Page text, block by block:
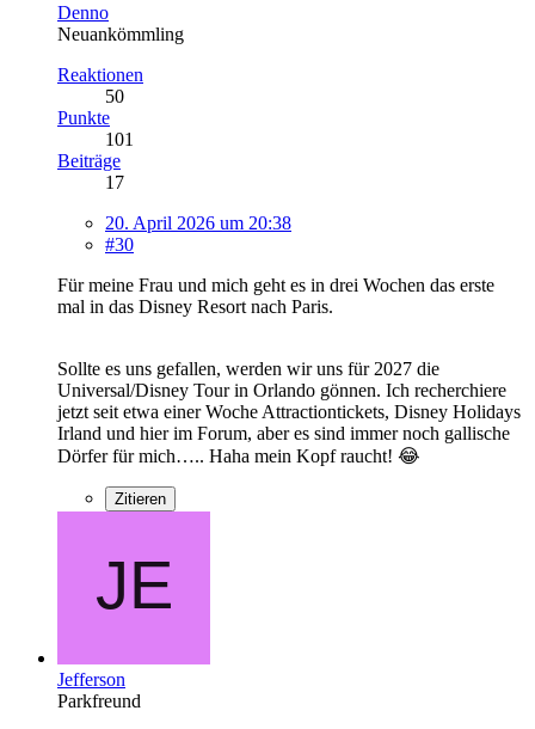
Denno
Neuankömmling
Reaktionen
50
Punkte
101
Beiträge
17
20. April 2026 um 20:38
#30
Für meine Frau und mich geht es in drei Wochen das erste
mal in das Disney Resort nach Paris.
Sollte es uns gefallen, werden wir uns für 2027 die
Universal/Disney Tour in Orlando gönnen. Ich recherchiere
jetzt seit etwa einer Woche Attractiontickets, Disney Holidays
Irland und hier im Forum, aber es sind immer noch gallische
Dörfer für mich….. Haha mein Kopf raucht! 😂
Zitieren
Jefferson
Parkfreund